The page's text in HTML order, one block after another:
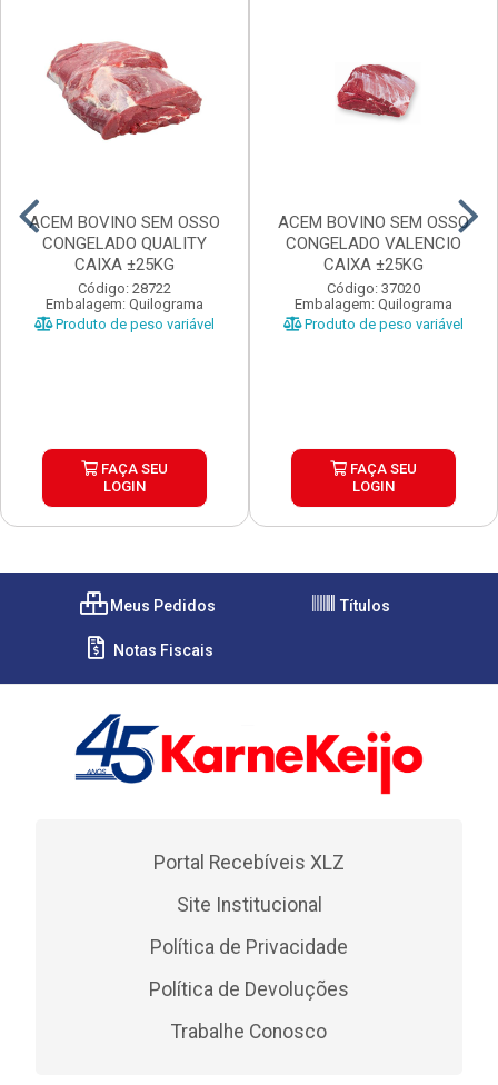
ACEM BOVINO SEM OSSO
CONGELADO QUALITY
CAIXA ±25KG
Código: 28722
Embalagem: Quilograma
Produto de peso variável
FAÇA SEU
LOGIN
ACEM BOVINO SEM OSSO
CONGELADO VALENCIO
CAIXA ±25KG
Código: 37020
Embalagem: Quilograma
Produto de peso variável
FAÇA SEU
LOGIN
Meus Pedidos Títulos
Notas Fiscais
Portal Recebíveis XLZ
Site Institucional
Política de Privacidade
Política de Devoluções
Trabalhe Conosco